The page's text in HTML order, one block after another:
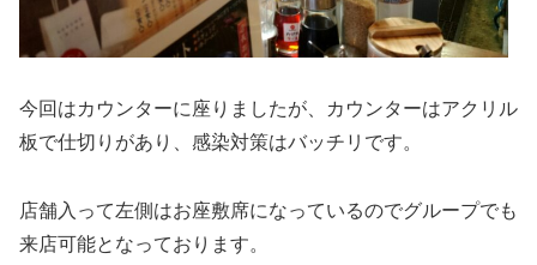
今回はカウンターに座りましたが、カウンターはアクリル
板で仕切りがあり、感染対策はバッチリです。
店舗入って左側はお座敷席になっているのでグループでも
来店可能となっております。